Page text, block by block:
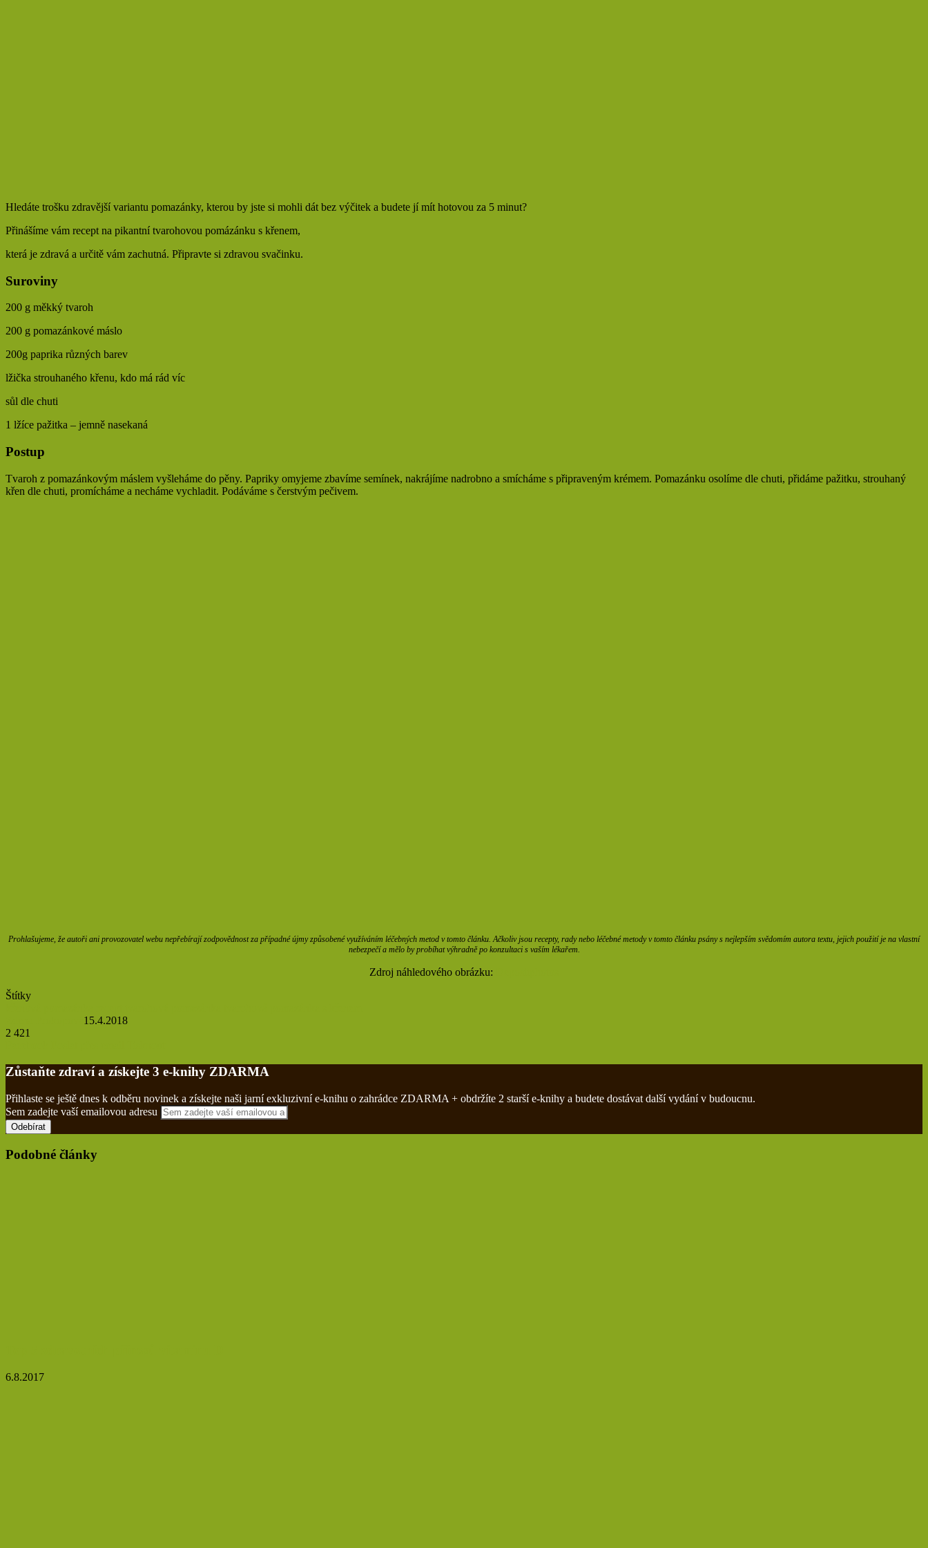
Hledáte trošku zdravější variantu pomazánky, kterou by jste si mohli dát bez výčitek a budete jí mít hotovou za 5 minut?
Přinášíme vám recept na pikantní tvarohovou pomázánku s křenem,
která je zdravá a určitě vám zachutná. Připravte si zdravou svačinku.
Suroviny
200 g měkký tvaroh
200 g pomazánkové máslo
200g paprika různých barev
lžička strouhaného křenu, kdo má rád víc
sůl dle chuti
1 lžíce pažitka – jemně nasekaná
Postup
Tvaroh z pomazánkovým máslem vyšleháme do pěny. Papriky omyjeme zbavíme semínek, nakrájíme nadrobno a smícháme s připraveným krémem. Pomazánku osolíme dle chuti, přidáme pažitku, strouhaný
křen dle chuti, promícháme a necháme vychladit. Podáváme s čerstvým pečivem.
Prohlašujeme, že autoři ani provozovatel webu nepřebírají zodpovědnost za případné újmy způsobené využíváním léčebných metod v tomto článku. Ačkoliv jsou recepty, rady nebo léčebné metody v tomto článku psány s nejlepším svědomím autora textu, jejich použití je na vlastní
nebezpečí a mělo by probíhat výhradně po konzultaci s vaším lékařem.
Zdroj náhledového obrázku:
Štítky
15.4.2018
2 421
Zůstaňte zdraví a získejte 3 e-knihy ZDARMA
Přihlaste se ještě dnes k odběru novinek a získejte naši jarní exkluzivní e-knihu o zahrádce ZDARMA + obdržíte 2 starší e-knihy a budete dostávat další vydání v budoucnu.
Sem zadejte vaší emailovou adresu
Podobné články
6.8.2017